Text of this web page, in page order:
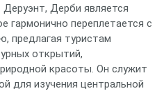
Дерби является
гармонично переплетается с
предлагая туристам
открытий,
красоты. Он служит
для изучения центральной